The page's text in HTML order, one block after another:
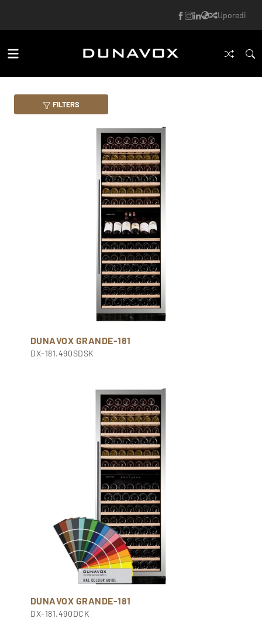
Uporedi
FILTERS
DUNAVOX GRANDE-181
DX-181.490SDSK
DUNAVOX GRANDE-181
DX-181.490DCK